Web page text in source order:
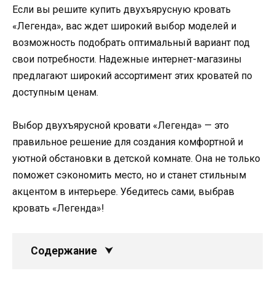
Если вы решите купить двухъярусную кровать
«Легенда», вас ждет широкий выбор моделей и
возможность подобрать оптимальный вариант под
свои потребности. Надежные интернет-магазины
предлагают широкий ассортимент этих кроватей по
доступным ценам.
Выбор двухъярусной кровати «Легенда» — это
правильное решение для создания комфортной и
уютной обстановки в детской комнате. Она не только
поможет сэкономить место, но и станет стильным
акцентом в интерьере. Убедитесь сами, выбрав
кровать «Легенда»!
Содержание